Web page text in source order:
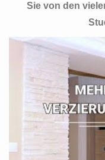
Sie von den